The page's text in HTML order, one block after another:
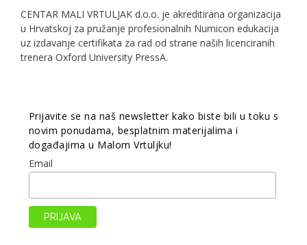
CENTAR MALI VRTULJAK d.o.o. je akreditirana organizacija
u Hrvatskoj za pružanje profesionalnih Numicon edukacija
uz izdavanje certifikata za rad od strane naših licenciranih
trenera Oxford University PressA.
Prijavite se na naš newsletter kako biste bili u toku s
novim ponudama, besplatnim materijalima i
događajima u Malom Vrtuljku!
Email